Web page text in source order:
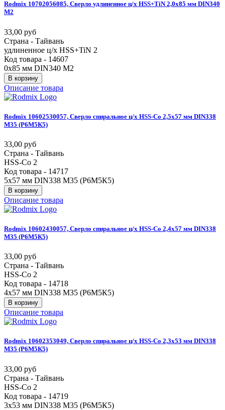
Rodmix 10702056085, Сверло удлиненное ц/х HSS+TiN 2,0х85 мм DIN340
М2
33,00 руб
Страна - Тайвань
удлиненное ц/х HSS+TiN 2
Код товара - 14607
0х85 мм DIN340 М2
В корзину
Описание товара
Rodmix 10602530057, Сверло спиральное ц/х HSS-Co 2,5х57 мм DIN338
М35 (Р6М5К5)
33,00 руб
Страна - Тайвань
HSS-Co 2
Код товара - 14717
5х57 мм DIN338 М35 (Р6М5К5)
В корзину
Описание товара
Rodmix 10602430057, Сверло спиральное ц/х HSS-Co 2,4х57 мм DIN338
М35 (Р6М5К5)
33,00 руб
Страна - Тайвань
HSS-Co 2
Код товара - 14718
4х57 мм DIN338 М35 (Р6М5К5)
В корзину
Описание товара
Rodmix 10602353049, Сверло спиральное ц/х HSS-Co 2,3х53 мм DIN338
М35 (Р6М5К5)
33,00 руб
Страна - Тайвань
HSS-Co 2
Код товара - 14719
3х53 мм DIN338 М35 (Р6М5К5)